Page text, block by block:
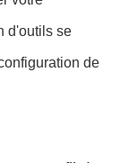
d'outils se
de